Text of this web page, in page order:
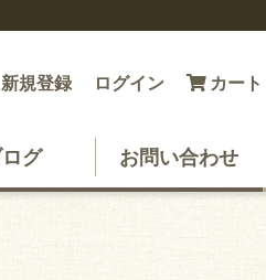
カート
ログイン
新規登録
グ お問い合わせ